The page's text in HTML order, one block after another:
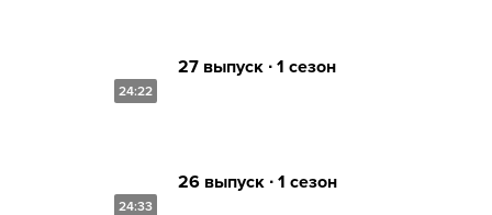
24:22
27 выпуск ∙ 1 сезон
24:33
26 выпуск ∙ 1 сезон